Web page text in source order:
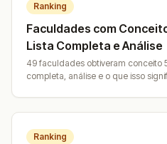
Ranking
Faculdades com
Lista Completa e Análise
49 faculdades obtiveram conceito
completa, análise e o que isso
Ranking